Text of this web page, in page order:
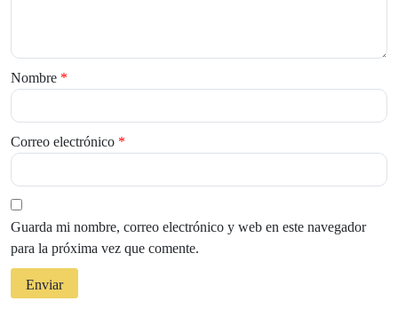
Nombre *
Correo electrónico *
Guarda mi nombre, correo electrónico y web en este navegador
para la próxima vez que comente.